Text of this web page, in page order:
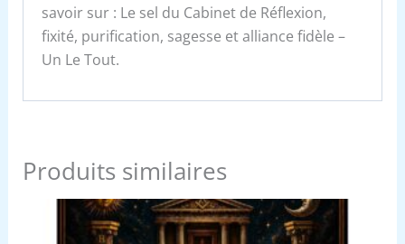
savoir sur : Le sel du Cabinet de Réflexion,
fixité, purification, sagesse et alliance fidèle –
Un Le Tout.
Produits similaires